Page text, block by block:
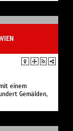
einem
Gemälden,